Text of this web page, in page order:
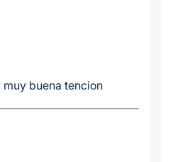
buena tencion